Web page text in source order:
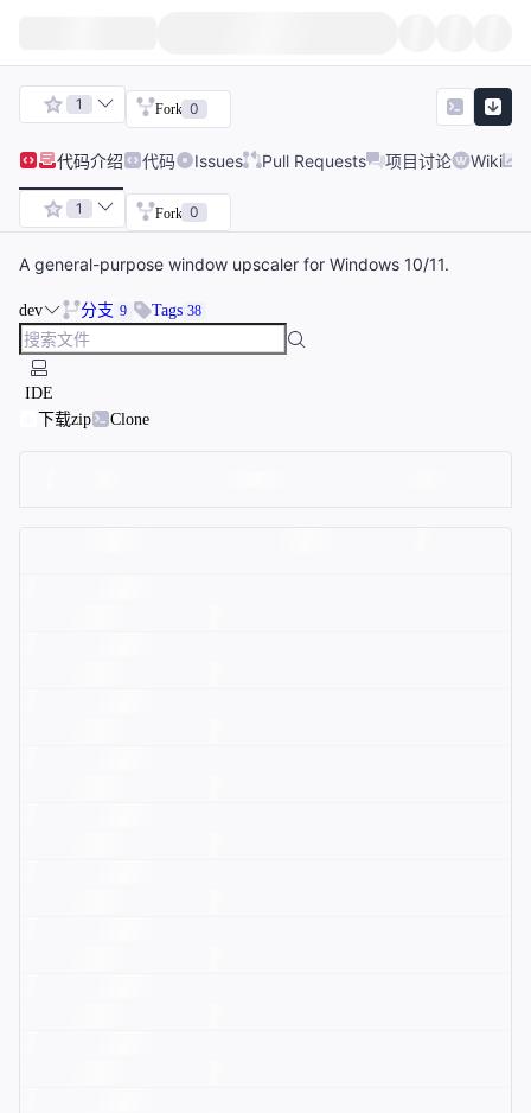
1 Fork 0
代码介绍 代码 Issues Pull Requests 项目讨论 Wiki
1 Fork 0
A general-purpose window upscaler for Windows 10/11.
dev 分支 9 Tags 38
IDE
下载zip
Clone